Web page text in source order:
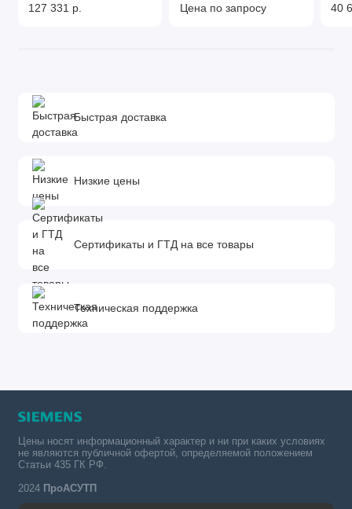
127 331 р. Цена по запросу 40
Быстрая доставка
Низкие цены
Сертификаты и ГТД на все товары
Техническая поддержка
Цены носят информационный характер и ни при каких условиях
не являются публичной офертой, определяемой положением
Статьи 435 ГК РФ.
2024 ПроАСУТП